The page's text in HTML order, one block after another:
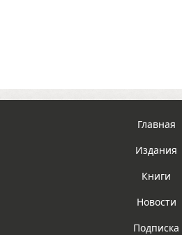
Главная
Издания
Книги
Новости
Подписка